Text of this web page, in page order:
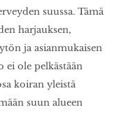
suussa. Tämä
harjauksen,
ja asianmukaisen
ole pelkästään
koiran yleistä
suun alueen